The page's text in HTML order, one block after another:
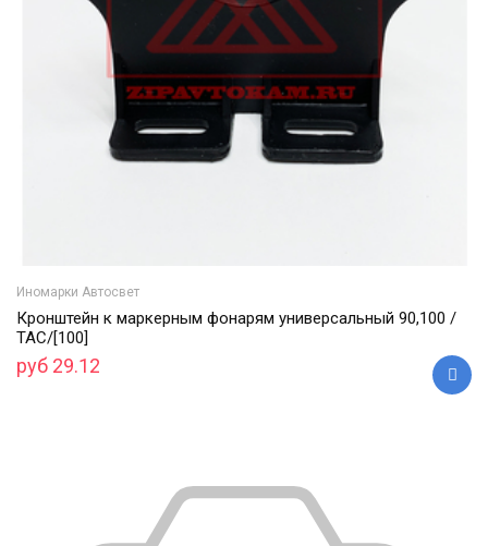
Иномарки Автосвет
Кронштейн к маркерным фонарям универсальный 90,100 /
ТАС/[100]
руб 29.12